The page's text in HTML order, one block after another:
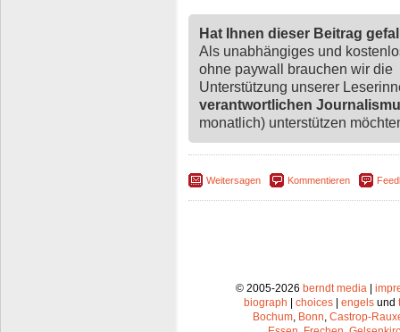
Hat Ihnen dieser Beitrag
Als unabhängiges und
ohne paywall brauchen wir die
Unterstützung unserer
verantwortlichen
monatlich) unterstützen
Weitersagen Kommentieren
© 2005-2026 berndt media|
biograph
choices engels und
Bochum, Bonn, Castrop-